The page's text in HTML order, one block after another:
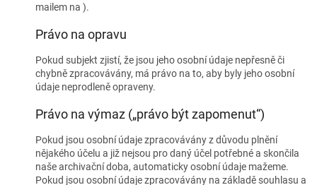
mailem na ).
Právo na opravu
Pokud subjekt zjistí, že jsou jeho osobní údaje nepřesně či
chybně zpracovávány, má právo na to, aby byly jeho osobní
údaje neprodleně opraveny.
Právo na výmaz („právo být zapomenut“)
Pokud jsou osobní údaje zpracovávány z důvodu plnění
nějakého účelu a již nejsou pro daný účel potřebné a skončila
naše archivační doba, automaticky osobní údaje mažeme.
Pokud jsou osobní údaje zpracovávány na základě souhlasu a